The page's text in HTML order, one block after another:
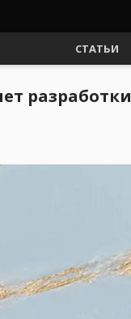
СТАТЬИ
разработки